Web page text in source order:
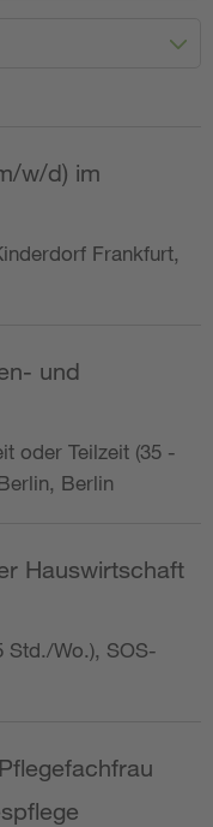
w/d) im
Frankfurt,
und
oder Teilzeit (35 -
Berlin
Hauswirtschaft
Std./Wo.), SOS-